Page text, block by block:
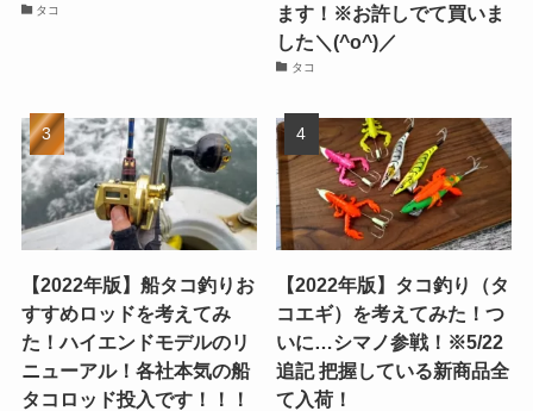
タコ
ます！※お許しでて買いま
した＼(^o^)／
タコ
【2022年版】船タコ釣りお
すすめロッドを考えてみ
た！ハイエンドモデルのリ
ニューアル！各社本気の船
タコロッド投入です！！！
【2022年版】タコ釣り（タ
コエギ）を考えてみた！つ
いに…シマノ参戦！※5/22
追記 把握している新商品全
て入荷！